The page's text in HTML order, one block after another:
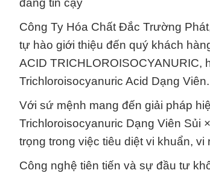
đáng tin cậy
Công Ty Hóa Chất Đắc Trường
tự hào giới thiệu đến quý khách
ACID TRICHLOROISOCYANURIC,
Trichloroisocyanuric Acid Dạng Viên.
Với sứ mệnh mang đến giải pháp
Trichloroisocyanuric Dạng Viên Sủi
trọng trong việc tiêu diệt vi khuẩn,
Công nghệ tiên tiến và sự đầu tư